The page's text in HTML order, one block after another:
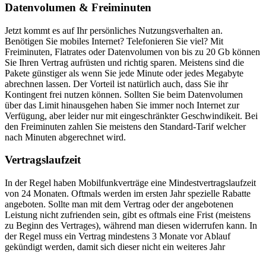
Datenvolumen & Freiminuten
Jetzt kommt es auf Ihr persönliches Nutzungsverhalten an.
Benötigen Sie mobiles Internet? Telefonieren Sie viel? Mit
Freiminuten, Flatrates oder Datenvolumen von bis zu 20 Gb können
Sie Ihren Vertrag aufrüsten und richtig sparen. Meistens sind die
Pakete günstiger als wenn Sie jede Minute oder jedes Megabyte
abrechnen lassen. Der Vorteil ist natürlich auch, dass Sie ihr
Kontingent frei nutzen können. Sollten Sie beim Datenvolumen
über das Limit hinausgehen haben Sie immer noch Internet zur
Verfügung, aber leider nur mit eingeschränkter Geschwindikeit. Bei
den Freiminuten zahlen Sie meistens den Standard-Tarif welcher
nach Minuten abgerechnet wird.
Vertragslaufzeit
In der Regel haben Mobilfunkverträge eine Mindestvertragslaufzeit
von 24 Monaten. Oftmals werden im ersten Jahr spezielle Rabatte
angeboten. Sollte man mit dem Vertrag oder der angebotenen
Leistung nicht zufrienden sein, gibt es oftmals eine Frist (meistens
zu Beginn des Vertrages), während man diesen widerrufen kann. In
der Regel muss ein Vertrag mindestens 3 Monate vor Ablauf
gekündigt werden, damit sich dieser nicht ein weiteres Jahr